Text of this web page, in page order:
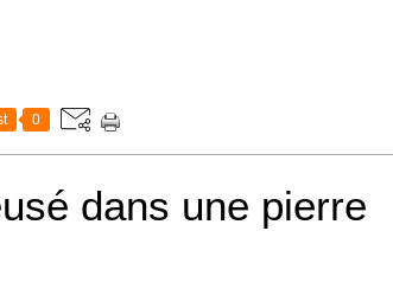
0
dans une pierre